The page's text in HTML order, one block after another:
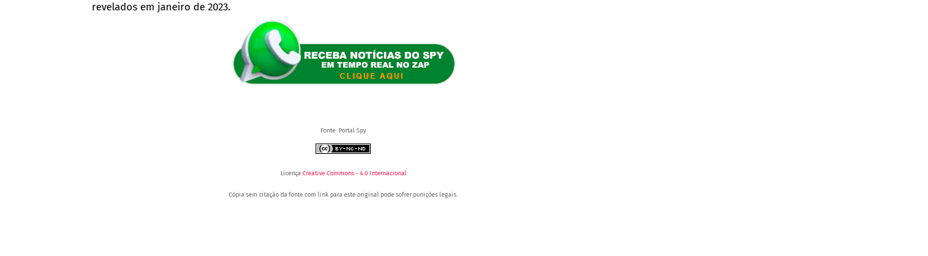
revelados em janeiro de 2023.
Fonte: Portal Spy
Licença Creative Commons - 4.0 Internacional
Cópia sem citação da fonte com link para este original pode sofrer punições legais.